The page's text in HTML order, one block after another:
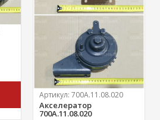
Артикул: 700А.11.08.020
Акселератор
700А.11.08.020